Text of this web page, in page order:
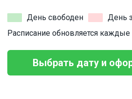
День свободен
День
Расписание обновляется каждые
Выбрать дату и